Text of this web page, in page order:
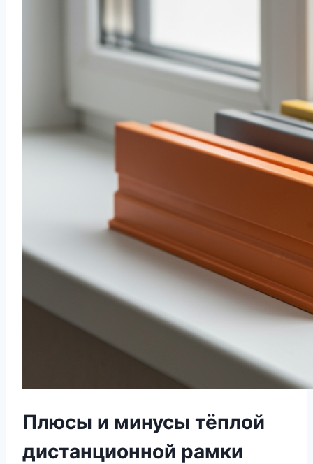
Плюсы и минусы тёплой
дистанционной рамки